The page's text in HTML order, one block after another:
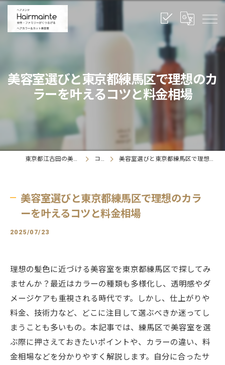
美容室選びと東京都練馬区で理想のカ
ラーを叶えるコツと料金相場
東京都江古田の美容室ならヘアメンテ コラム 美容室選びと東京都練馬区で理想のカラーを叶えるコツと料金相場
美容室選びと東京都練馬区で理想のカラ
ーを叶えるコツと料金相場
2025/07/23
理想の髪色に近づける美容室を東京都練馬区で探してみ
ませんか？最近はカラーの種類も多様化し、透明感やダ
メージケアも重視される時代です。しかし、仕上がりや
料金、技術力など、どこに注目して選ぶべきか迷ってし
まうことも多いもの。本記事では、練馬区で美容室を選
ぶ際に押さえておきたいポイントや、カラーの違い、料
金相場などを分かりやすく解説します。自分に合ったサ